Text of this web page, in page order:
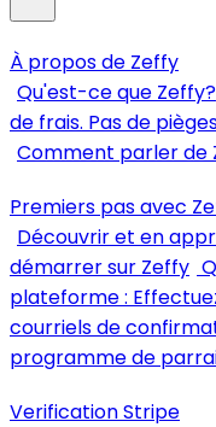
À propos de Zeffy
Qu'est-ce que Zeffy?
de frais. Pas de
Comment parler de
Premiers pas avec
Découvrir et en
démarrer sur Zeffy
plateforme :
courriels de
programme de
Verification Stripe